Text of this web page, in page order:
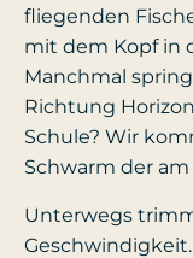
fliegenden
mit dem Kopf in
Manchmal
Richtung
Schule? Wir
Schwarm der
Unterwegs